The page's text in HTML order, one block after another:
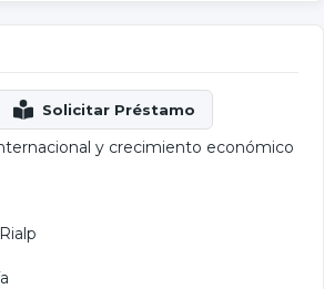
y crecimiento económico